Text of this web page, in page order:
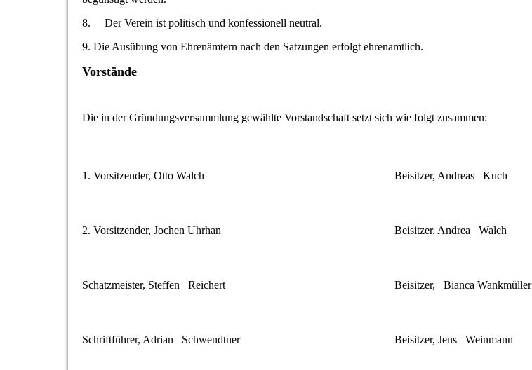
8. Der Verein ist politisch und konfessionell neutral.
9. Die Ausübung von Ehrenämtern nach den Satzungen erfolgt ehrenamtlich.
Vorstände
Die in der Gründungsversammlung gewählte Vorstandschaft setzt sich wie folgt zusammen:
1. Vorsitzender, Otto Walch Beisitzer, Andreas Kuch
2. Vorsitzender, Jochen Uhrhan Beisitzer, Andrea Walch
Schatzmeister, Steffen Reichert Beisitzer, Bianca Wankmüller
Schriftführer, Adrian Schwendtner Beisitzer, Jens Weinmann